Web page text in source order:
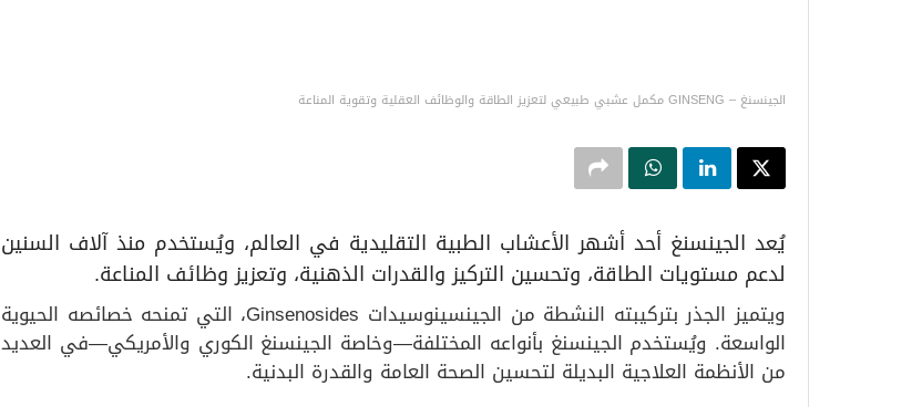
الجينسنغ – GINSENG مكمل عشبي طبيعي لتعزيز الطاقة والوظائف العقلية وتقوية المناعة
يُعد الجينسنغ أحد أشهر الأعشاب الطبية التقليدية في العالم، ويُستخدم منذ آلاف السنين
لدعم مستويات الطاقة، وتحسين التركيز والقدرات الذهنية، وتعزيز وظائف المناعة.
ويتميز الجذر بتركيبته النشطة من الجينسينوسيدات Ginsenosides، التي تمنحه خصائصه الحيوية
الواسعة. ويُستخدم الجينسنغ بأنواعه المختلفة—وخاصة الجينسنغ الكوري والأمريكي—في العديد
من الأنظمة العلاجية البديلة لتحسين الصحة العامة والقدرة البدنية.